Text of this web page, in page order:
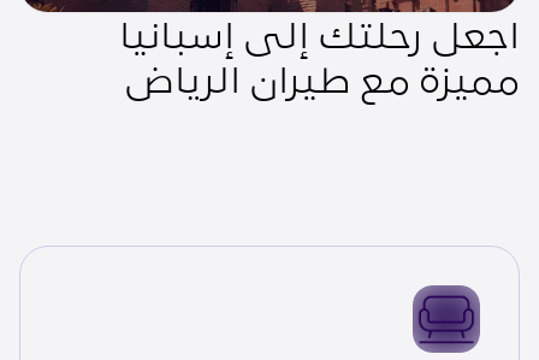
اجعل رحلتك إلى إسبانيا
مميزة مع طيران الرياض